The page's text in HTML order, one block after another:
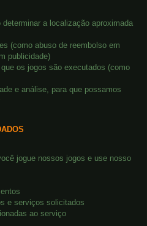
a localização aproximada
(como abuso de reembolso em
publicidade)
os jogos são executados (como
e análise, para que possamos
jogue nossos jogos e use nosso
e serviços solicitados
ao serviço